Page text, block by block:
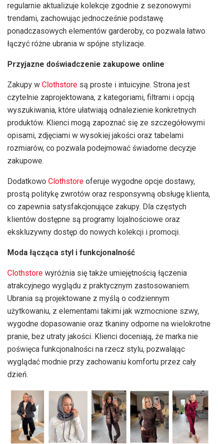
regularnie aktualizuje kolekcje zgodnie z sezonowymi
trendami, zachowując jednocześnie podstawę
ponadczasowych elementów garderoby, co pozwala łatwo
łączyć różne ubrania w spójne stylizacje.
Przyjazne doświadczenie zakupowe online
Zakupy w Clothstore są proste i intuicyjne. Strona jest
czytelnie zaprojektowana, z kategoriami, filtrami i opcją
wyszukiwania, które ułatwiają odnalezienie konkretnych
produktów. Klienci mogą zapoznać się ze szczegółowymi
opisami, zdjęciami w wysokiej jakości oraz tabelami
rozmiarów, co pozwala podejmować świadome decyzje
zakupowe.
Dodatkowo Clothstore oferuje wygodne opcje dostawy,
prostą politykę zwrotów oraz responsywną obsługę klienta,
co zapewnia satysfakcjonujące zakupy. Dla częstych
klientów dostępne są programy lojalnościowe oraz
ekskluzywny dostęp do nowych kolekcji i promocji.
Moda łącząca styl i funkcjonalność
Clothstore wyróżnia się także umiejętnością łączenia
atrakcyjnego wyglądu z praktycznym zastosowaniem.
Ubrania są projektowane z myślą o codziennym
użytkowaniu, z elementami takimi jak wzmocnione szwy,
wygodne dopasowanie oraz tkaniny odporne na wielokrotne
pranie, bez utraty jakości. Klienci doceniają, że marka nie
poświęca funkcjonalności na rzecz stylu, pozwalając
wyglądać modnie przy zachowaniu komfortu przez cały
dzień.